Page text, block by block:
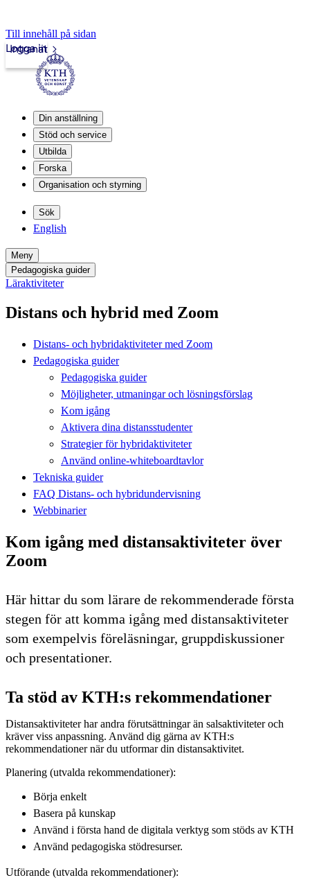
Till innehåll på sidan
Intranät
Logga in
Din anställning
Stöd och service
Utbilda
Forska
Organisation och styrning
Sök
English
Meny
Pedagogiska guider
Läraktiviteter
Distans och hybrid med Zoom
Distans- och hybridaktiviteter med Zoom
Pedagogiska guider
Pedagogiska guider
Möjligheter, utmaningar och lösningsförslag
Kom igång
Aktivera dina distansstudenter
Strategier för hybridaktiviteter
Använd online-whiteboardtavlor
Tekniska guider
FAQ Distans- och hybridundervisning
Webbinarier
Kom igång med distansaktiviteter över
Zoom
Här hittar du som lärare de rekommenderade första
stegen för att komma igång med distansaktiviteter
som exempelvis föreläsningar, gruppdiskussioner
och presentationer.
Ta stöd av KTH:s rekommendationer
Distansaktiviteter har andra förutsättningar än salsaktiviteter och
kräver viss anpassning. Använd dig gärna av KTH:s
rekommendationer när du utformar din distansaktivitet.
Planering (utvalda rekommendationer):
Börja enkelt
Basera på kunskap
Använd i första hand de digitala verktyg som stöds av KTH
Använd pedagogiska stödresurser.
Utförande (utvalda rekommendationer):